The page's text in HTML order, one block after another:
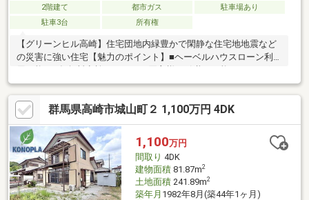
2階建て 都市ガス
駐車場あり
駐車3台
所有権
【グリーンヒル高崎】住宅団地内緑豊かで閑静な住宅地地震など
の災害に強い住宅【魅力のポイント】■ヘーベルハウスローン利
ン付きで広々お庭■お車3台分駐車可能■リフォーム履歴・2階洋室
タイル交換（2021年1月）・1階の手動シャッターを電動化（2022
年8月）・1階キッチン新設（2022年８月） ・1階収納棚新設
（2022年8月）・2階キッチン→書斎変更(2022年8月）この機会に
是非ご検討ください。＜備考＞・引渡時期：2026年12月・他の制
限：地区計画
群馬県高崎市城山町２ 1,100万円 4DK
1,100万円
間取り 4DK
建物面積81.87m2
土地面積241.89m2
築年月 1982年8月(築44年1ヶ月)